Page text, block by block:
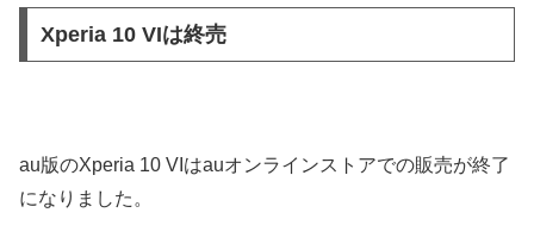
Xperia 10 VIは終売
au版のXperia 10 VIはauオンラインストアでの販売が終了
になりました。